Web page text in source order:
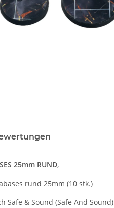
25mm RUND,
rund 25mm (10 stk.)
Safe & Sound (Safe And Sound)